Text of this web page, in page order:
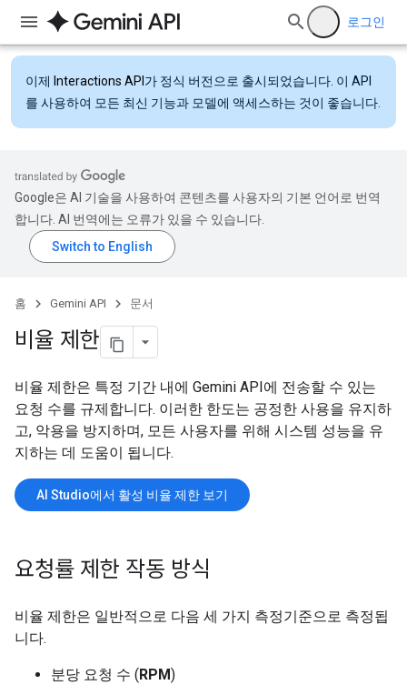
로그인
이제 Interactions API 가 정식 버전으로 출시되었습니다. 이 API
를 사용하여 모든 최신 기능과 모델에 액세스하는 것이 좋습니다.
Google은 AI 기술을 사용하여 콘텐츠를 사용자의 기본 언어로 번역
합니다. AI 번역에는 오류가 있을 수 있습니다.
홈 Gemini API 문서
비율 제한
비율 제한은 특정 기간 내에 Gemini API에 전송할 수 있는
요청 수를 규제합니다. 이러한 한도는 공정한 사용을 유지하
고, 악용을 방지하며, 모든 사용자를 위해 시스템 성능을 유
지하는 데 도움이 됩니다.
AI Studio에서 활성 비율 제한 보기
요청률 제한 작동 방식
비율 제한은 일반적으로 다음 세 가지 측정기준으로 측정됩
니다.
분당 요청 수 (RPM)